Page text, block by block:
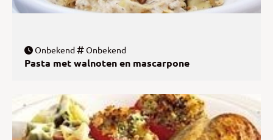
Onbekend Onbekend
Pasta met walnoten en mascarpone